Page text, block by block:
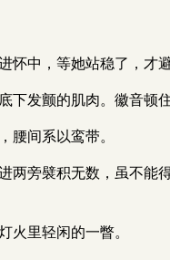
怀中，等她站稳了，才
下发颤的肌肉。徽音顿
腰间系以鸾带。
两旁襞积无数，虽不
火里轻闲的一瞥。